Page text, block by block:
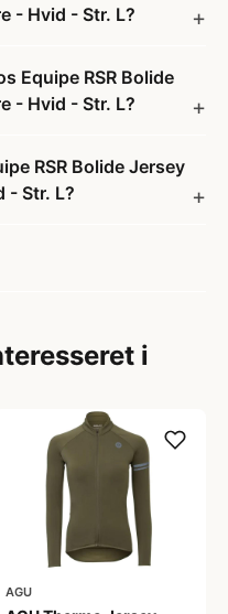
- Hvid - Str. L?
Equipe RSR Bolide
- Hvid - Str. L?
RSR Bolide Jersey
- Str. L?
i
AGU